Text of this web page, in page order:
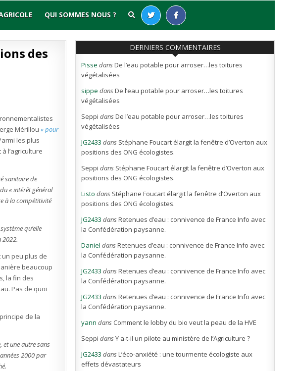
QUI SOMMES NOUS ?
des
Mérillou « pour
les plus
l’agriculture
sanitaire de
« intérêt général
à la compétitivité
qu’elle
2022.
peu plus de
beaucoup
la fin des
Pas de quoi
de la
et une autre sans
2000 par
DERNIERS COMMENTAIRES
Pisse dansDe l’eau potable pour arroser…les toitures
végétalisées
sippe dansDe l’eau potable pour arroser…les toitures
végétalisées
Seppi dansDe l’eau potable pour arroser…les toitures
végétalisées
JG2433 dans Stéphane Foucart élargit la fenêtre d’Overton aux
positions des ONG écologistes.
Seppi dans Stéphane Foucart élargit la fenêtre d’Overton aux
positions des ONG écologistes.
Listo dans Stéphane Foucart élargit la fenêtre d’Overton aux
positions des ONG écologistes.
JG2433 dansRetenues d’eau : connivence de France Info avec
la Confédération paysanne.
Daniel dansRetenues d’eau : connivence de France Info avec
la Confédération paysanne.
JG2433 dansRetenues d’eau : connivence de France Info avec
la Confédération paysanne.
JG2433 dansRetenues d’eau : connivence de France Info avec
la Confédération paysanne.
yann dans Comment le lobby du bio veut la peau de la HVE
Seppi dansY a-t-il un pilote au ministère de l’Agriculture ?
JG2433 dansL’éco-anxiété : une tourmente écologiste aux
effets dévastateurs